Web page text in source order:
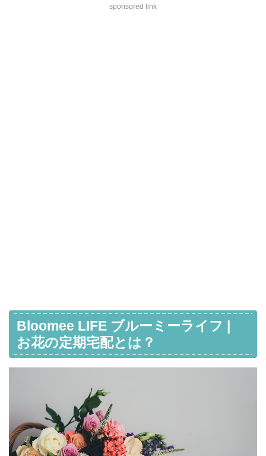
sponsored link
Bloomee LIFE ブルーミーライフ |
お花の定期宅配とは？